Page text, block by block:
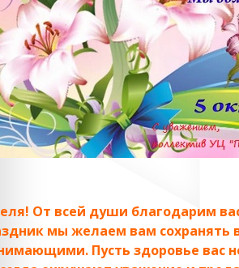
От всей души благодарим
мы желаем вам сохранять
Пусть здоровье вас